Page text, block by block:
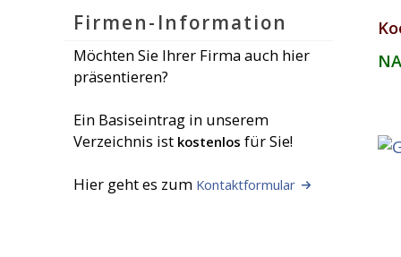
Firmen-Information
Möchten Sie Ihrer Firma auch hier
präsentieren?
Ein Basiseintrag in unserem
Verzeichnis ist kostenlos für Sie!
Hier geht es zum Kontaktformular